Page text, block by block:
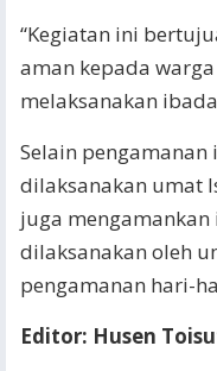
“Kegiatan ini
aman kepada
melaksanakan
Selain
dilaksanakan umat
juga
dilaksanakan oleh
pengamanan hari-
Editor: Husen